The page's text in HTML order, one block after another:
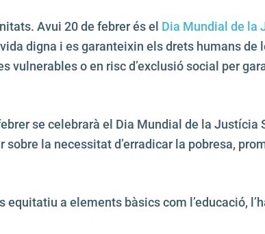
Avui 20 de febrer és el Dia Mundial de la
digna i es garanteixin els drets humans de
vulnerables o en risc d’exclusió social per
se celebrarà el Dia Mundial de la Justícia
la necessitat d’erradicar la pobresa,
a elements bàsics com l’educació,